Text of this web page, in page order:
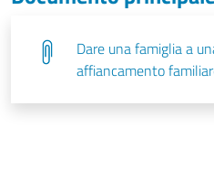
Dare una famiglia a
affiancamento